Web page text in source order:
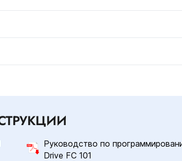
Руководство по
Drive FC 101